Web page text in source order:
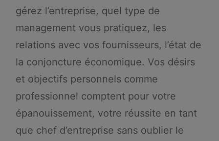
gérez l’entreprise, quel type de
management vous pratiquez, les
relations avec vos fournisseurs, l’état de
la conjoncture économique. Vos désirs
et objectifs personnels comme
professionnel comptent pour votre
épanouissement, votre réussite en tant
que chef d’entreprise sans oublier le